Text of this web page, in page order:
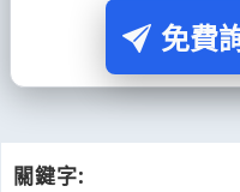
免費
關鍵字: